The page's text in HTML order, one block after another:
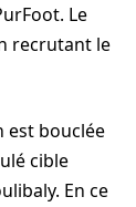
Le
recrutant le
est bouclée
cible
En ce